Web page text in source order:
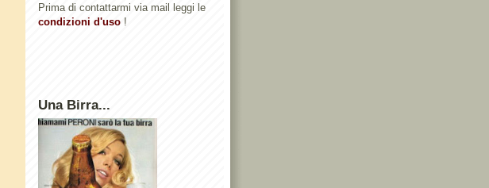
Prima di contattarmi via mail leggi le
condizioni d'uso !
Una Birra...